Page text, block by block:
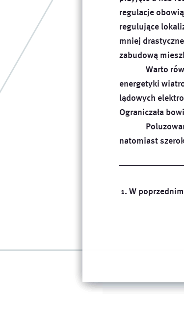
regulacje
regulujące
mniej
zabudową
Warto
energetyki
lądowych
Ograniczała
natomiast
W